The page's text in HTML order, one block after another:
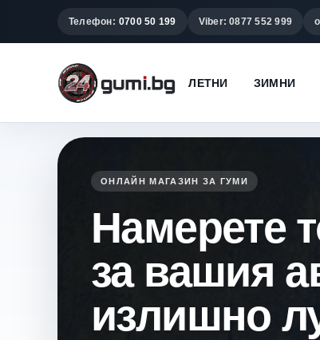
Телефон: 0700 50 199 Viber: 0877 552 999
ЛЕТНИ ЗИМНИ
ОНЛАЙН МАГАЗИН ЗА ГУМИ
Намерете
за вашия
излишно